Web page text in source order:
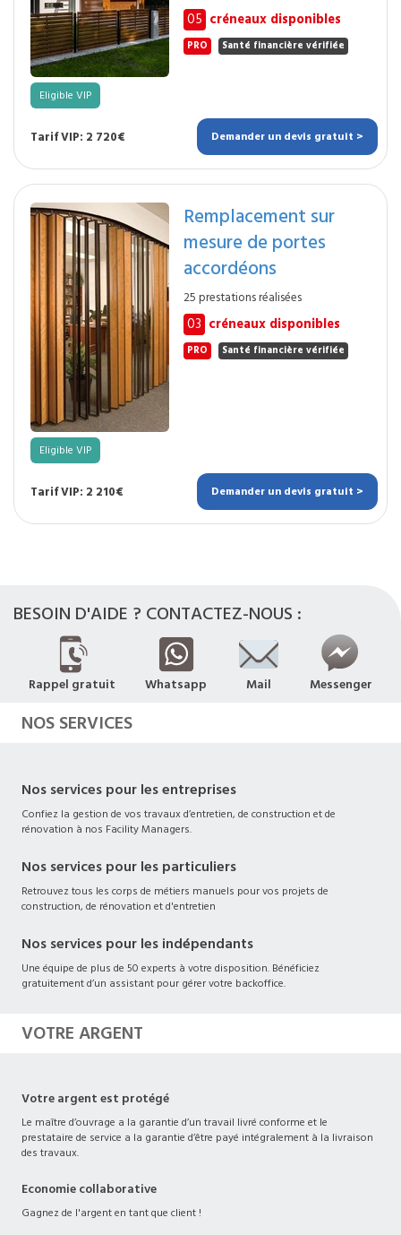
05 créneaux disponibles
PRO Santé financière vérifiée
Eligible VIP
Tarif VIP: 2 720€ Demander un devis gratuit >
Remplacement sur
mesure de portes
accordéons
25 prestations réalisées
03 créneaux disponibles
PRO Santé financière vérifiée
Eligible VIP
Tarif VIP: 2 210€ Demander un devis gratuit >
BESOIN D'AIDE ? CONTACTEZ-NOUS :
Rappel gratuit Whatsapp Mail Messenger
NOS SERVICES
Nos services pour les entreprises
Confiez la gestion de vos travaux d’entretien, de construction et de
rénovation à nos Facility Managers.
Nos services pour les particuliers
Retrouvez tous les corps de métiers manuels pour vos projets de
construction, de rénovation et d'entretien
Nos services pour les indépendants
Une équipe de plus de 50 experts à votre disposition. Bénéficiez
gratuitement d’un assistant pour gérer votre backoffice.
VOTRE ARGENT
Votre argent est protégé
Le maître d’ouvrage a la garantie d’un travail livré conforme et le
prestataire de service a la garantie d’être payé intégralement à la livraison
des travaux.
Economie collaborative
Gagnez de l'argent en tant que client !